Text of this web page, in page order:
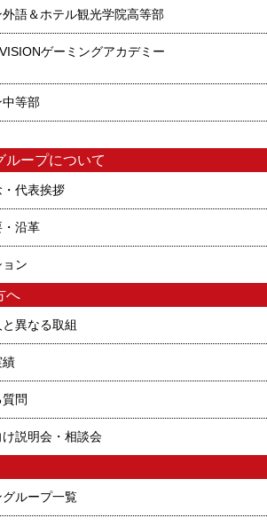
語＆ホテル観光学院高等部
ゲーミングアカデミー
等部
ループについて
代表挨拶
沿革
ョン
へ
異なる取組
績
問
説明会・相談会
ループ一覧